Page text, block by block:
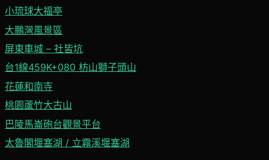
小琉球大福亭
大鵬灣風景區
屏東車城 – 社皆坑
台1線459K+080 枋山獅子頭山
花蓮和南寺
桃園蘆竹大古山
巴陵馬崙砲台觀景平台
太魯閣堰塞湖 / 立霧溪堰塞湖